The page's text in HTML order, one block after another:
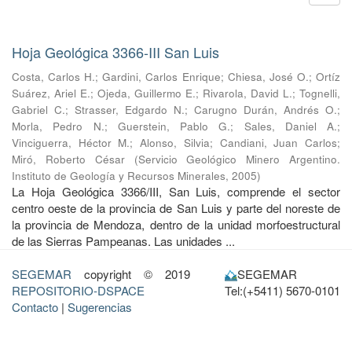
Hoja Geológica 3366-III San Luis
Costa, Carlos H.;Gardini, Carlos Enrique; Chiesa, José O.;Ortíz
Suárez, Ariel E.; Ojeda, Guillermo E.; Rivarola, David L.; Tognelli,
Gabriel C.; Strasser, Edgardo N.; Carugno Durán, Andrés O.;
Morla, Pedro N.; Guerstein, Pablo G.; Sales, Daniel A.;
Vinciguerra, Héctor M.;Alonso, Silvia; Candiani, Juan Carlos;
Miró, Roberto César
(Servicio Geológico Minero Argentino.
Instituto de Geología y Recursos Minerales, 2005)
La Hoja Geológica 3366/III, San Luis, comprende el sector
centro oeste de la provincia de San Luis y parte del noreste de
la provincia de Mendoza, dentro de la unidad morfoestructural
de las Sierras Pampeanas. Las unidades ...
SEGEMAR copyright © 2019
REPOSITORIO-DSPACE
Contacto | Sugerencias
SEGEMAR
Tel:(+5411) 5670-0101